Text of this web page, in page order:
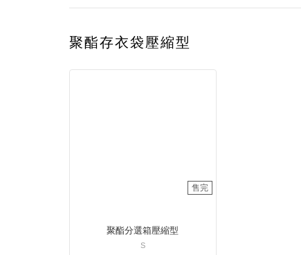
聚酯存衣袋壓縮型
售完
聚酯分選箱壓縮型
S